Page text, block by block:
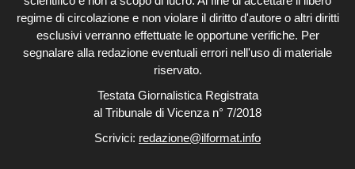
regime di circolazione e non violare il diritto d'autore o altri diritti
esclusivi verranno effettuate le opportune verifiche. Per
segnalare alla redazione eventuali errori nell'uso di materiale
riservato.
Testata Giornalistica Registrata
al Tribunale di Vicenza n° 7/2018
Scrivici: redazione@ilformat.info